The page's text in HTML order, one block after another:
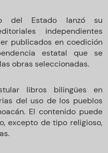
del Estado lanzó su
independientes
publicados en coedición
estatal que se
obras seleccionadas.
libros bilingües en
del uso de los pueblos
El contenido puede
excepto de tipo religioso,